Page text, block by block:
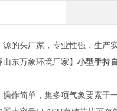
的头厂家，专业性强，生
东万象环境厂家】 小型手持
简单，集多项气象要素于